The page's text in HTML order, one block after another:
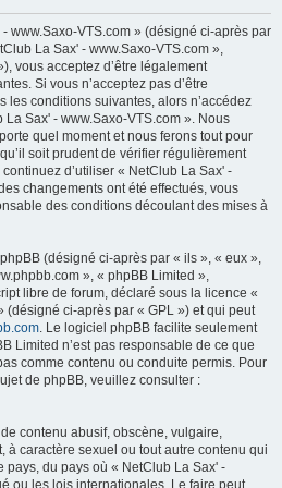
h
www.Saxo-VTS.com » (désigné ci-après par
La Sax' - www.Saxo-VTS.com »,
vous acceptez d’être légalement
Si vous n’acceptez pas d’être
les conditions suivantes, alors n’accédez
Sax' - www.Saxo-VTS.com ». Nous
quel moment et nous ferons tout pour
soit prudent de vérifier régulièrement
d’utiliser « NetClub La Sax' -
changements ont été effectués, vous
des conditions découlant des mises à
(désigné ci-après par « ils », « eux »,
», « phpBB Limited »,
libre de forum, déclaré sous la licence «
(désigné ci-après par « GPL ») et qui peut
. Le logiciel phpBB facilite seulement
Limited n’est pas responsable de ce que
comme contenu ou conduite permis. Pour
de phpBB, veuillez consulter :
contenu abusif, obscène, vulgaire,
à caractère sexuel ou tout autre contenu qui
pays, du pays où « NetClub La Sax' -
ou les lois internationales. Le faire peut